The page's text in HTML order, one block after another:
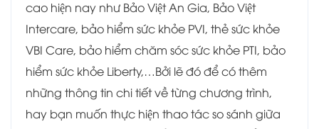
cao hiện nay như Bảo Việt An Gia, Bảo Việt
Intercare, bảo hiểm sức khỏe PVI, thẻ sức khỏe
VBI Care, bảo hiểm chăm sóc sức khỏe PTI, bảo
hiểm sức khỏe Liberty,…Bởi lẽ đó để có thêm
những thông tin chi tiết về từng chương trình,
hay bạn muốn thực hiện thao tác so sánh giữa